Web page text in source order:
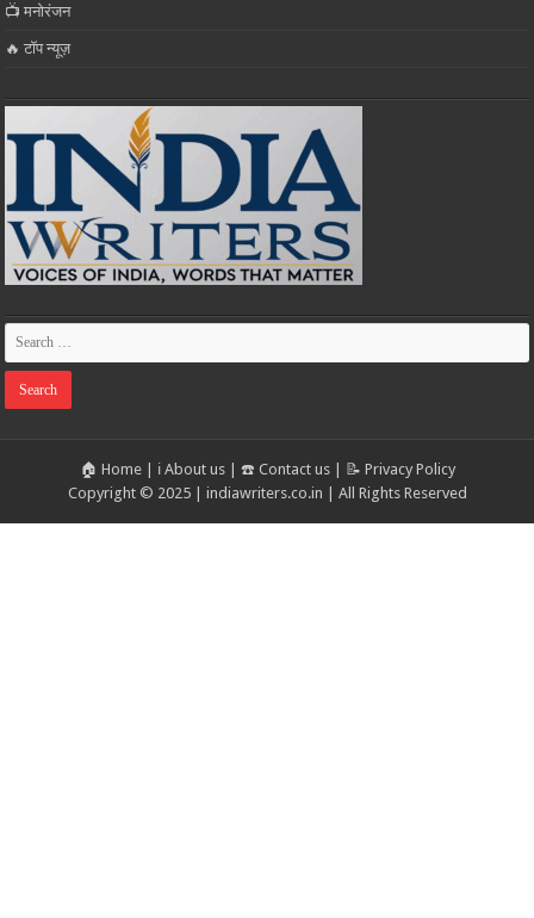
📺 मनोरंजन
🔥 टॉप न्यूज़
🏠 Home| ℹ️ About us| ☎️ Contact us| 📝 Privacy Policy
Copyright © 2025 | indiawriters.co.in | All Rights Reserved